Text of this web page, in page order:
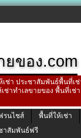
ยของ.com
ช่า ประชาสัมพันธ์พื้นที่เ
ช่าทำเลขายของ พื้นที่เช่
รนไชส์ พื้นที่ให้เช่า
าสัมพันธ์ฟรี